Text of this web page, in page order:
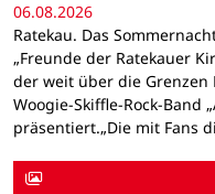
06.08.2026
Ratekau. Das
„Freunde der Ratekauer
der weit über die Grenzen
Woogie-Skiffle-Rock-Band
präsentiert.„Die mit Fans